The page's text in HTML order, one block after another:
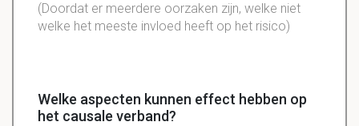
(Doordat er meerdere oorzaken zijn, welke niet
welke het meeste invloed heeft op het risico)
Welke aspecten kunnen effect hebben op
het causale verband?